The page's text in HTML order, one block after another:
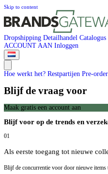
Skip to content
Dropshipping Detailhandel Catalogus
ACCOUNT AAN Inloggen
Hoe werkt het? Restpartijen Pre-order
Blijf de vraag voor
Maak gratis een account aan
Blijf voor op de trends en
01
Als eerste toegang tot nieuwe
Blijf de concurrentie voor door nieuwe items